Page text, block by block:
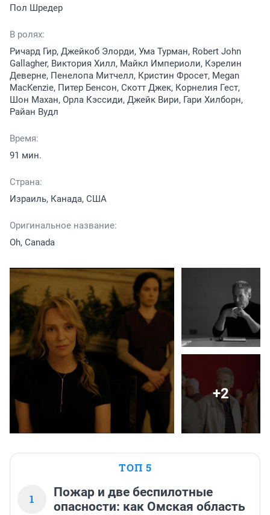
Пол Шредер
В ролях:
Ричард Гир, Джейкоб Элорди, Ума Турман, Robert John
Gallagher, Виктория Хилл, Майкл Империоли, Кэрелин
Деверне, Пенелопа Митчелл, Кристин Фросет, Megan
MacKenzie, Питер Бенсон, Скотт Джек, Корнелия Гест,
Шон Махан, Орла Кэссиди, Джейк Вири, Гари Хилборн,
Райан Вудл
Время:
91 мин.
Страна:
Израиль, Канада, США
Оригинальное название:
Oh, Canada
+2
ТОП 5
1
Пожар и две беспилотные
опасности: как Омская область